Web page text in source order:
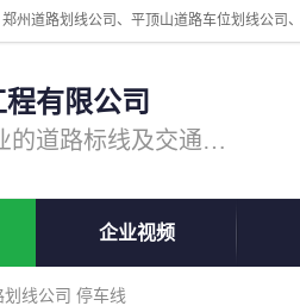
有限公司
专注道路标线施工，专业的道路标线及交通设施施工服务商!
企业视频
线公司 停车线